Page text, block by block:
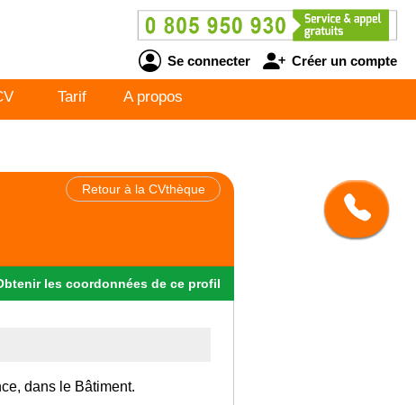
Se connecter Créer un compte
Tarif A propos
Retour à la CVthèque
les coordonnées de ce profil
dans le Bâtiment.